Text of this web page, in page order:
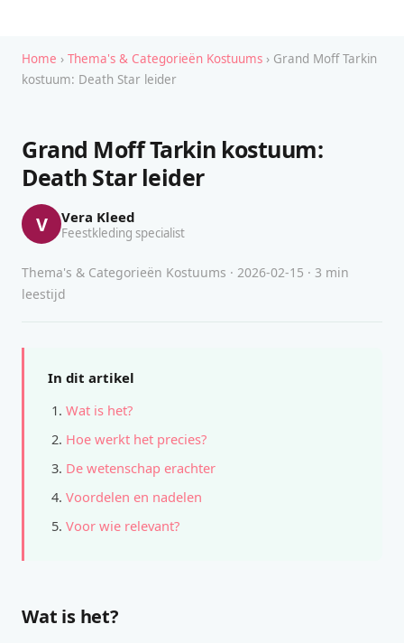
Home › Thema's & Categorieën Kostuums › Grand Moff Tarkin
kostuum: Death Star leider
Grand Moff Tarkin kostuum:
Death Star leider
V Vera Kleed
Feestkleding specialist
Thema's & Categorieën Kostuums · 2026-02-15 · 3 min
leestijd
In dit artikel
Wat is het?
Hoe werkt het precies?
De wetenschap erachter
Voordelen en nadelen
Voor wie relevant?
Wat is het?